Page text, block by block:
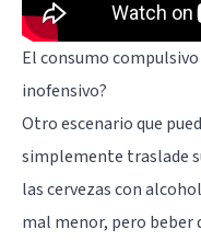
El consumo compulsivo
inofensivo?
Otro escenario que
simplemente traslade
las cervezas con
mal menor, pero beber